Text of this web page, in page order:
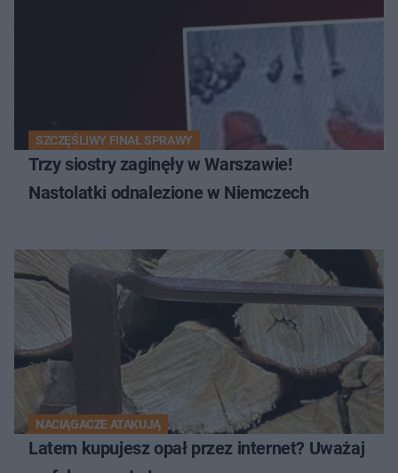
SZCZĘŚLIWY FINAŁ SPRAWY
Trzy siostry zaginęły w Warszawie!
Nastolatki odnalezione w Niemczech
NACIĄGACZE ATAKUJĄ
Latem kupujesz opał przez internet? Uważaj